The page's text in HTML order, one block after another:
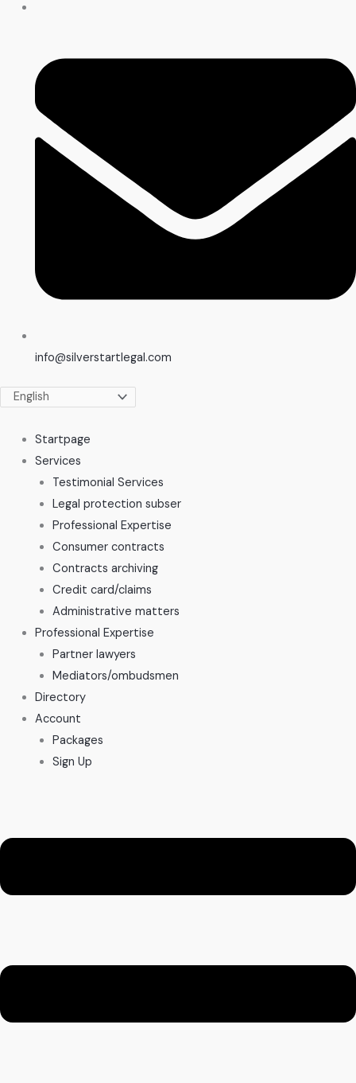
info@silverstartlegal.com
Startpage
Services
Testimonial Services
Legal protection subser
Professional Expertise
Consumer contracts
Contracts archiving
Credit card/claims
Administrative matters
Professional Expertise
Partner lawyers
Mediators/ombudsmen
Directory
Account
Packages
Sign Up